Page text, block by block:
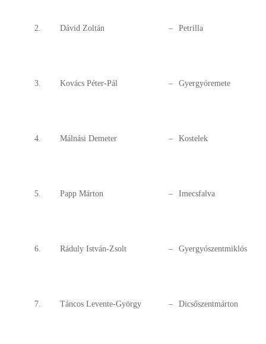
2. Dávid Zoltán – Petrilla
3. Kovács Péter-Pál – Gyergyóremete
4. Málnási Demeter – Kostelek
5. Papp Márton – Imecsfalva
6. Ráduly István-Zsolt – Gyergyószentmiklós
7. Táncos Levente-György – Dicsőszentmárton